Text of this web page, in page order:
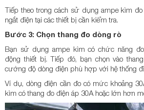
Tiếp theo trong cách sử dụng ampe kìm
ngắt điện tại các thiết bị cần kiểm tra.
Bước 3: Chọn thang đo dòng rò
Bạn sử dụng ampe kìm có chức năng
động thiết bị. Tiếp đó, bạn chọn vào
cường độ dòng điện phù hợp với hệ thống
Ví dụ, dòng điện cần đo có mức khoảng
kìm có thang đo điện áp 30A hoặc lớn hơn